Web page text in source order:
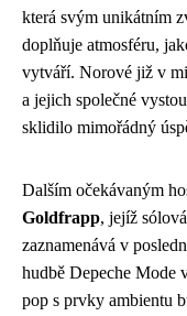
která svým unikátním
doplňuje atmosféru,
vytváří. Norové již v
a jejich společné
sklidilo mimořádný
Dalším očekávaným
Goldfrapp, jejíž
zaznamenává v
hudbě Depeche Mode
pop s prvky ambientu